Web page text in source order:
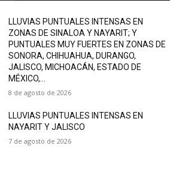
LLUVIAS PUNTUALES INTENSAS EN
ZONAS DE SINALOA Y NAYARIT; Y
PUNTUALES MUY FUERTES EN ZONAS DE
SONORA, CHIHUAHUA, DURANGO,
JALISCO, MICHOACÁN, ESTADO DE
MÉXICO,...
8 de agosto de 2026
LLUVIAS PUNTUALES INTENSAS EN
NAYARIT Y JALISCO
7 de agosto de 2026